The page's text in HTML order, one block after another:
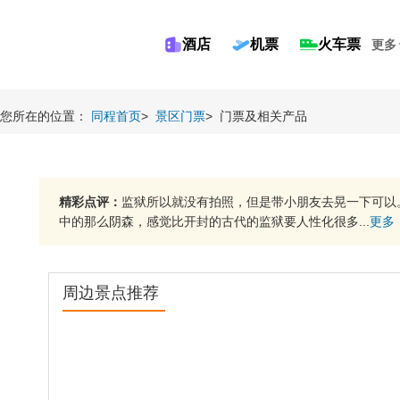
酒店 机票 火车票 更多
您所在的位置： 同程首页> 景区门票> 门票及相关产品
精彩点评： 监狱所以就没有拍照，但是带小朋友去晃一下可
中的那么阴森，感觉比开封的古代的监狱要人性化很多... 更多
周边景点推荐